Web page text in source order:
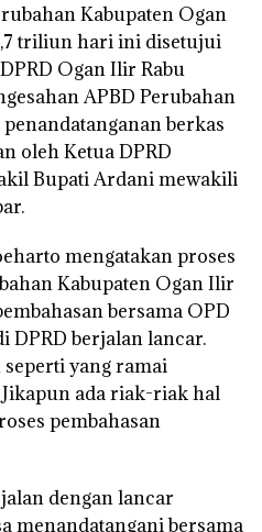
Kabupaten Ogan
triliun hari ini disetujui
Ogan Ilir Rabu
APBD Perubahan
berkas
oleh Ketua DPRD
Bupati Ardani mewakili
mengatakan proses
Kabupaten Ogan Ilir
bersama OPD
DPRD berjalan lancar.
yang ramai
ada riak-riak hal
pembahasan
dengan lancar
menandatangani bersama